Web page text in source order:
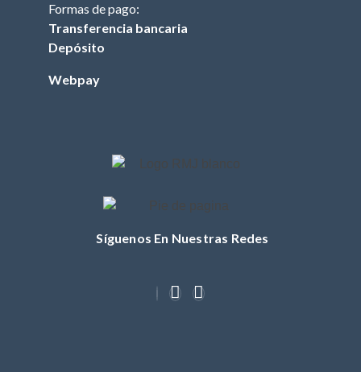
BUJIA (TRACTOR)
CUCHILLOS
Formas de pago:
Transferencia bancaria
Depósito
Webpay
Síguenos En Nuestras Redes